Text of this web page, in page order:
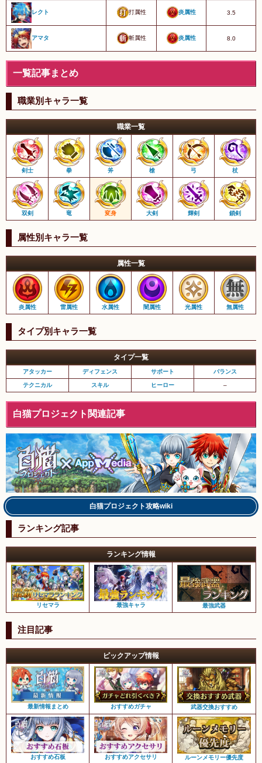
レクト 打属性 炎属性 3.5
アマタ 斬属性 炎属性 8.0
一覧記事まとめ
職業別キャラ一覧
職業一覧
剣士 拳 斧 槍 弓 杖
双剣 竜 変身 大剣 輝剣 鎖剣
属性別キャラ一覧
属性一覧
炎属性 雷属性 水属性 闇属性 光属性 無属性
タイプ別キャラ一覧
タイプ一覧
アタッカー ディフェンス サポート バランス
テクニカル スキル ヒーロー –
白猫プロジェクト関連記事
白猫プロジェクト攻略wiki
ランキング記事
ランキング情報
リセマラ 最強キャラ 最強武器
注目記事
ピックアップ情報
最新情報まとめ おすすめガチャ 武器交換おすすめ
おすすめ石板 おすすめアクセサリ ルーンメモリー優先度